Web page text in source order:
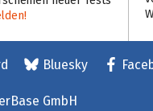
Bluesky
GmbH